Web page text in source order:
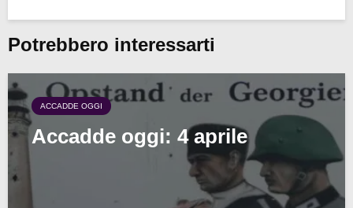
Potrebbero interessarti
ACCADDE OGGI
Accadde oggi: 4 aprile